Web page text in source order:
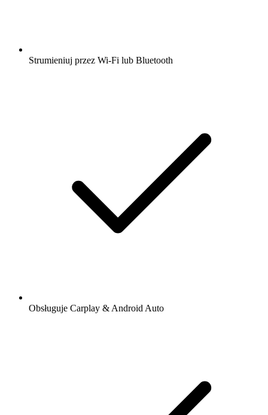
Strumieniuj przez Wi-Fi lub Bluetooth
Obsługuje Carplay & Android Auto